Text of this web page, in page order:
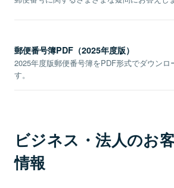
郵便番号簿PDF（2025年度版）
2025年度版郵便番号簿をPDF形式でダウンロ
す。
ビジネス・法人のお
情報